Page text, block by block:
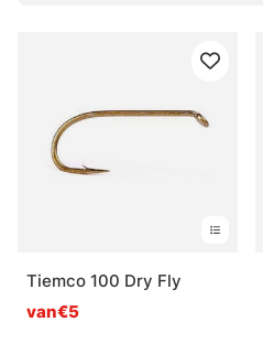
Tiemco 100 Dry Fly
van€5